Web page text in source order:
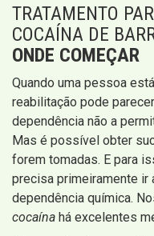
TRATAMENTO
COCAÍNA DE
ONDE COMEÇAR
Quando uma pessoa
reabilitação pode
dependência não a
Mas é possível obter
forem tomadas. E para
precisa primeiramente
dependência química.
cocaína há excelentes